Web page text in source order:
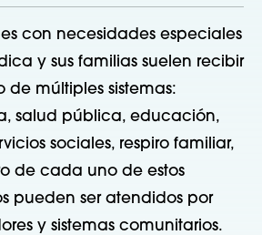
con necesidades especiales
y sus familias suelen recibir
de múltiples sistemas:
salud pública, educación,
sociales, respiro familiar,
de cada uno de estos
pueden ser atendidos por
y sistemas comunitarios.